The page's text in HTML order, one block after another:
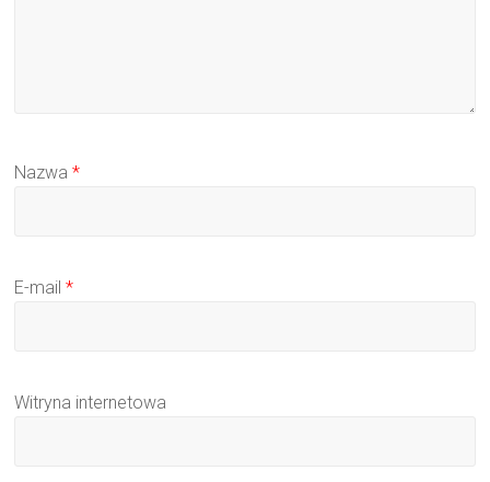
Nazwa*
E-mail*
Witryna internetowa